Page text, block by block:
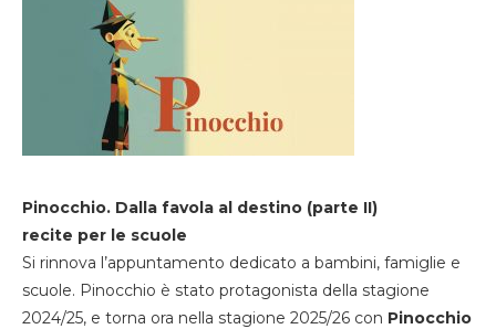
Pinocchio. Dalla favola al destino (parte II)
recite per le scuole
Si rinnova l’appuntamento dedicato a bambini, famiglie e
scuole. Pinocchio è stato protagonista della stagione
2024/25, e torna ora nella stagione 2025/26 con Pinocchio